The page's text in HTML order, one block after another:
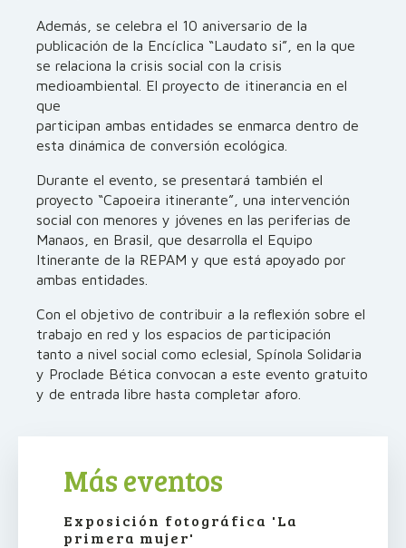
Además, se celebra el 10 aniversario de la
publicación de la Encíclica “Laudato si”, en la que
se relaciona la crisis social con la crisis
medioambiental. El proyecto de itinerancia en el
que
participan ambas entidades se enmarca dentro de
esta dinámica de conversión ecológica.
Durante el evento, se presentará también el
proyecto “Capoeira itinerante”, una intervención
social con menores y jóvenes en las periferias de
Manaos, en Brasil, que desarrolla el Equipo
Itinerante de la REPAM y que está apoyado por
ambas entidades.
Con el objetivo de contribuir a la reflexión sobre el
trabajo en red y los espacios de participación
tanto a nivel social como eclesial, Spínola Solidaria
y Proclade Bética convocan a este evento gratuito
y de entrada libre hasta completar aforo.
Más eventos
Exposición fotográfica 'La
primera mujer'